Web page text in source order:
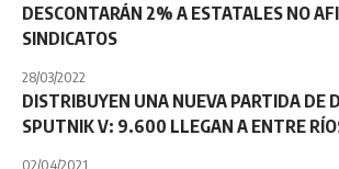
DESCONTARÁN 2% A ESTATALES NO
SINDICATOS
28/03/2022
DISTRIBUYEN UNA NUEVA PARTIDA DE
SPUTNIK V: 9.600 LLEGAN A ENTRE
02/04/2021